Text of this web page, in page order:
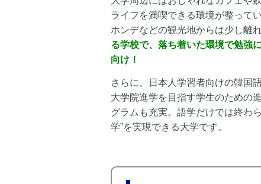
ライフを満喫できる環境が整ってい
ホンデなどの観光地からは少し離れ
る学校で、落ち着いた環境で勉強
向け！
さらに、日本人学習者向けの韓国
大学院進学を目指す学生のための
グラムも充実。語学だけでは終わ
学”を実現できる大学です。